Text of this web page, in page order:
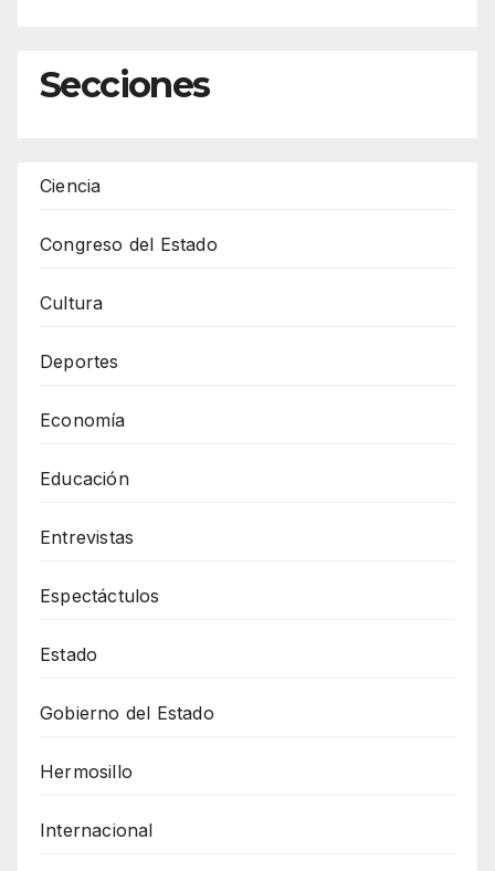
Secciones
Ciencia
Congreso del Estado
Cultura
Deportes
Economía
Educación
Entrevistas
Espectáctulos
Estado
Gobierno del Estado
Hermosillo
Internacional